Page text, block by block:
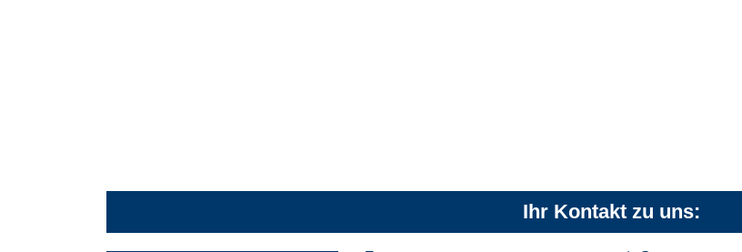
Ihr Kontakt zu uns: